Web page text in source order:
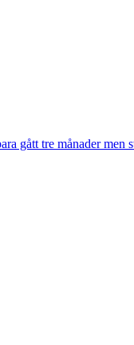
gått tre månader men